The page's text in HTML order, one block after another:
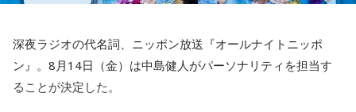
たれていないです。
山田「そうなんですか？ 何の意識もしていないです（笑）。
1イニングを無失点で抑える。どれだけピンチを作っても無失
※ メールの件名は「鬼事」でお願いします。
◎コーナー『人生アイズ相談ドラゴン』
深夜ラジオの代名詞、ニッポン放送『オールナイトニッポ
ン』。8月14日（金）は中島健人がパーソナリティを担当す
ることが決定した。